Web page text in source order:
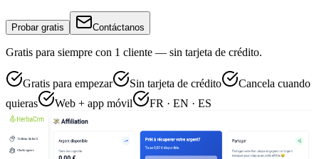
Probar gratis Contáctanos
Gratis para siempre con 1 cliente — sin tarjeta de crédito.
Gratis para empezar Sin tarjeta de crédito
Cancela cuando
quieras
Web + app móvil FR · EN · ES